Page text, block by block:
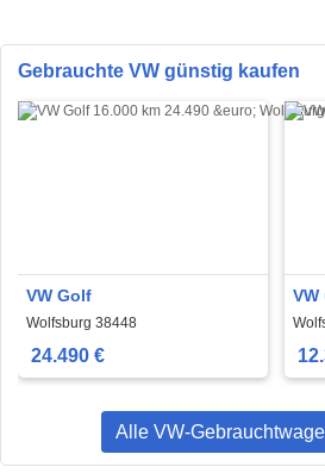
Gebrauchte VW günstig kaufen
VW Golf
Wolfsburg 38448
24.490 €
VW
Alle VW-